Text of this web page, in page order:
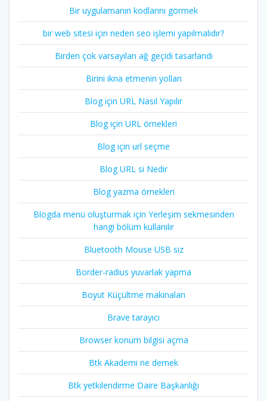
Bir uygulamanın kodlarını görmek
bir web sitesi için neden seo işlemi yapılmalıdır?
Birden çok varsayılan ağ geçidi tasarlandı
Birini ikna etmenin yolları
Blog için URL Nasıl Yapılır
Blog için URL örnekleri
Blog için url seçme
Blog URL si Nedir
Blog yazma örnekleri
Blogda menü oluşturmak için Yerleşim sekmesinden
hangi bölüm kullanılır
Bluetooth Mouse USB siz
Border-radius yuvarlak yapma
Boyut Küçültme makinaları
Brave tarayıcı
Browser konum bilgisi açma
Btk Akademi ne demek
Btk yetkilendirme Daire Başkanlığı